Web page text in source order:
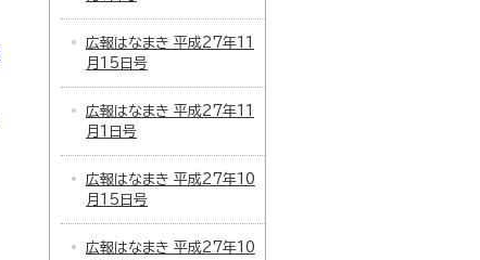
広報はなまき 平成27年11
月15日号
広報はなまき 平成27年11
月1日号
広報はなまき 平成27年10
月15日号
広報はなまき 平成27年10